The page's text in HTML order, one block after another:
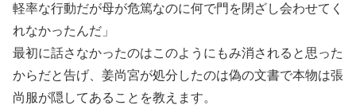
軽率な行動だが母が危篤なのに何で門を閉ざし会わせてく
れなかったんだ」
最初に話さなかったのはこのようにもみ消されると思った
からだと告げ、姜尚宮が処分したのは偽の文書で本物は張
尚服が隠してあることを教えます。